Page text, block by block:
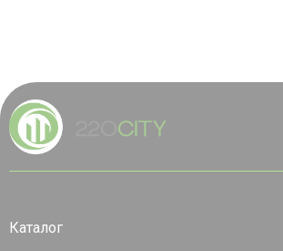
Каталог